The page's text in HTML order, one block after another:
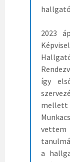
2023
így
mellett
a